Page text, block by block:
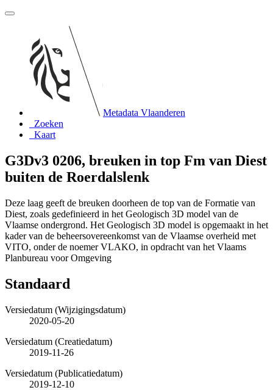
Metadata Vlaanderen
Zoeken
Kaart
G3Dv3 0206, breuken in top Fm van Diest
buiten de Roerdalslenk
Deze laag geeft de breuken doorheen de top van de Formatie van
Diest, zoals gedefinieerd in het Geologisch 3D model van de
Vlaamse ondergrond. Het Geologisch 3D model is opgemaakt in het
kader van de beheersovereenkomst van de Vlaamse overheid met
VITO, onder de noemer VLAKO, in opdracht van het Vlaams
Planbureau voor Omgeving
Standaard
Versiedatum (Wijzigingsdatum)
2020-05-20
Versiedatum (Creatiedatum)
2019-11-26
Versiedatum (Publicatiedatum)
2019-12-10